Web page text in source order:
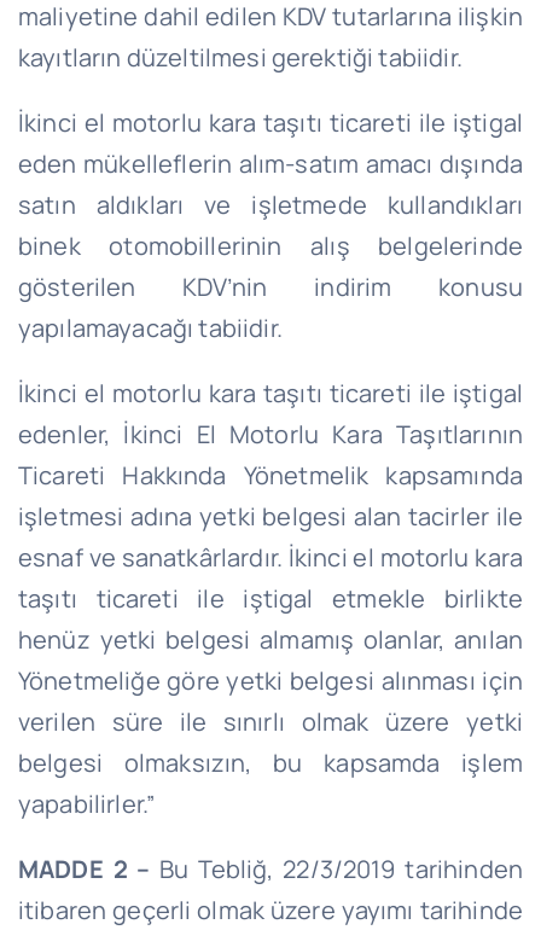
maliyetinedahil edilen KDV tutarlarına ilişkin
kayıtların düzeltilmesi gerektiği tabiidir.
İkinci el motorlu kara taşıtı ticareti ile iştigal
eden mükelleflerin alım-satım amacı dışında
satın aldıkları ve işletmede kullandıkları
binek otomobillerinin alış belgelerinde
gösterilen KDV’nin indirim konusu
yapılamayacağı tabiidir.
İkinci el motorlu kara taşıtı ticareti ile iştigal
edenler, İkinci El Motorlu Kara Taşıtlarının
Ticareti Hakkında Yönetmelik kapsamında
işletmesi adına yetki belgesi alan tacirler ile
esnaf ve sanatkârlardır. İkinci el motorlu kara
taşıtı ticareti ile iştigal etmekle birlikte
henüz yetki belgesi almamış olanlar, anılan
Yönetmeliğe göre yetki belgesi alınması için
verilen süre ile sınırlı olmak üzere yetki
belgesi olmaksızın, bu kapsamda işlem
yapabilirler.”
MADDE 2 – Bu Tebliğ, 22/3/2019 tarihinden
itibaren geçerli olmak üzere yayımı tarihinde